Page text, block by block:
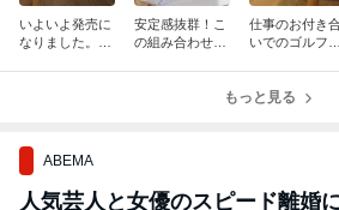
いよいよ発売に
なりました。お
安定感抜群！こ
の組み合わせ絶
仕事のお付き
いでのゴルフ、
もっと見る
ABEMA
人気芸人と女優のスピード離婚